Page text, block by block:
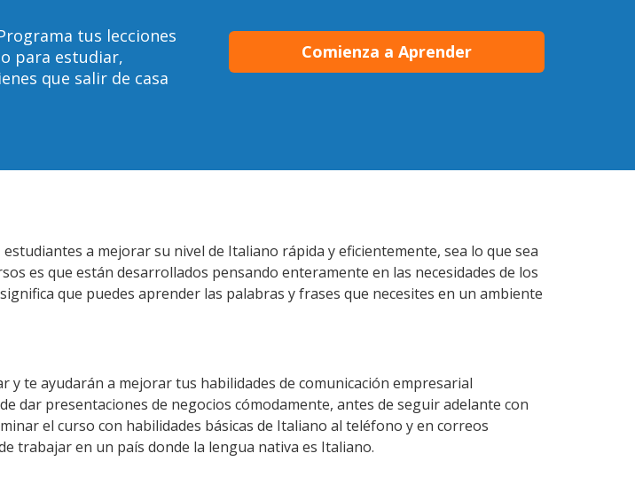
tus lecciones
para estudiar,
que salir de casa
Comienza a Aprender
a mejorar su nivel de Italiano rápida y eficientemente, sea lo que sea
es que están desarrollados pensando enteramente en las necesidades de los
que puedes aprender las palabras y frases que necesites en un ambiente
te ayudarán a mejorar tus habilidades de comunicación empresarial
dar presentaciones de negocios cómodamente, antes de seguir adelante con
el curso con habilidades básicas de Italiano al teléfono y en correos
trabajar en un país donde la lengua nativa es Italiano.